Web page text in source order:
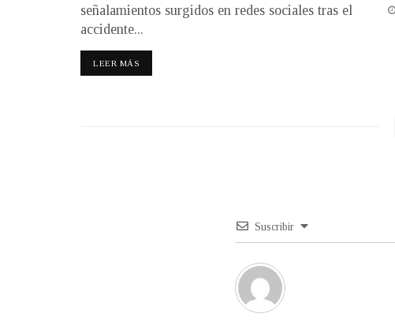
señalamientos surgidos en redes sociales tras el
accidente...
LEER MÁS
Suscribir